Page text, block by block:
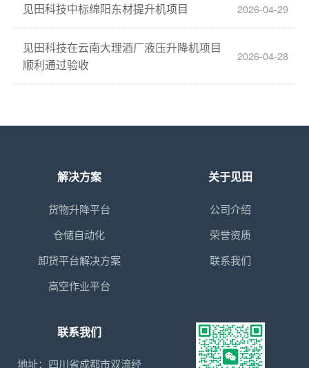
见田科技中标绵阳东材提升机项目 2026-04-29
见田科技在云南大理酒厂液压升降机项目
顺利通过验收
2026-04-28
解决方案
货物升降平台
仓储自动化
卸货平台解决方案
高空作业平台
关于见田
公司介绍
荣誉资质
联系我们
联系我们
地址：四川省成都市双流经